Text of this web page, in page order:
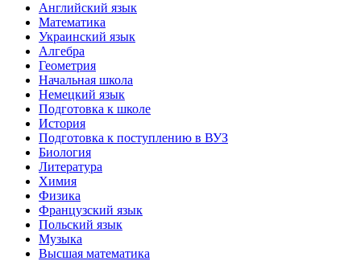
Английский язык
Математика
Украинский язык
Алгебра
Геометрия
Начальная школа
Немецкий язык
Подготовка к школе
История
Подготовка к поступлению в ВУЗ
Биология
Литература
Химия
Физика
Французский язык
Польский язык
Музыка
Высшая математика